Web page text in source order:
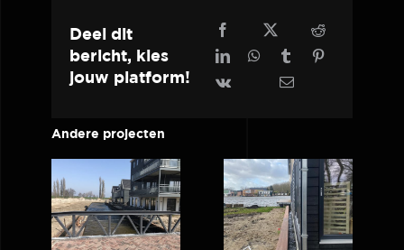
Deel dit
bericht, kies
jouw platform!
Andere projecten